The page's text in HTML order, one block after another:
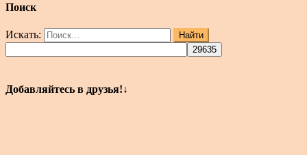
Поиск
Искать: Найти
Добавляйтесь в друзья!↓